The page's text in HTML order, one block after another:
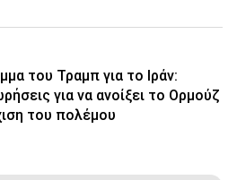
του Τραμπ για το Ιράν:
για να ανοίξει το Ορμούζ
του πολέμου